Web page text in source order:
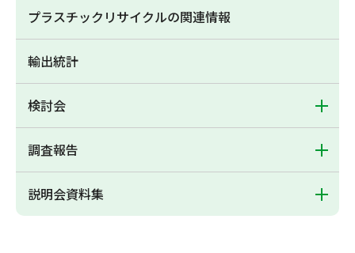
プラスチックリサイクルの関連情報
輸出統計
検討会
調査報告
説明会資料集